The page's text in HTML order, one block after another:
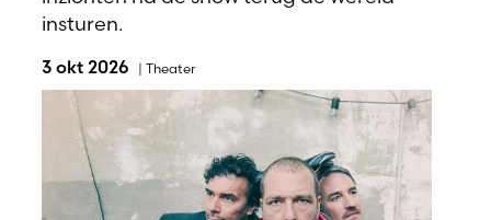
insturen.
3 okt 2026 | Theater